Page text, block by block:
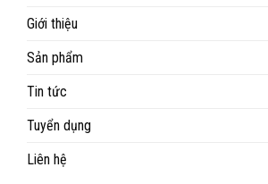
Giới thiệu
Sản phẩm
Tin tức
Tuyển dụng
Liên hệ